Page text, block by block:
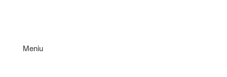
Statybinių atliekų išvežimas ir utilizavimas: kodėl
Meniu